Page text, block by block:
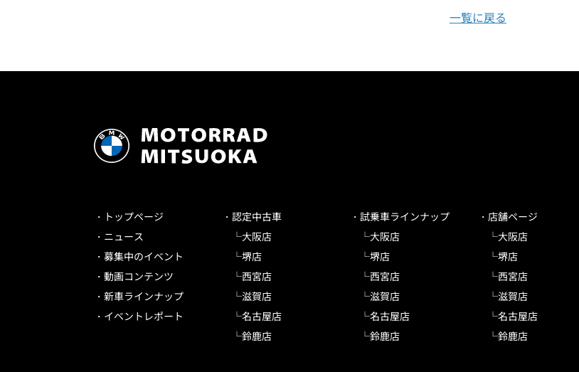
一覧に戻る
トップページ
ニュース
募集中のイベント
動画コンテンツ
新車ラインナップ
イベントレポート
認定中古車
大阪店
堺店
西宮店
滋賀店
名古屋店
鈴鹿店
試乗車ラインナップ
大阪店
堺店
西宮店
滋賀店
名古屋店
鈴鹿店
店舗ページ
大阪店
堺店
西宮店
滋賀店
名古屋店
鈴鹿店